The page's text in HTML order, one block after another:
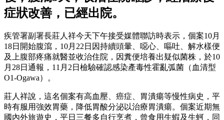
症狀改善，已經出院。
疾管署副署長莊人祥今天下午接受媒體聯訪時表示，個案10月
18日開始腹瀉，10月22日因持續頭暈、噁心、嘔吐、解水樣便
及上腹部疼痛就醫並收治住院，因糞便培養出疑似菌株，於10
月28日通報，11月2日檢驗確認感染產毒性霍亂弧菌（血清型
O1-Ogawa）。
莊人祥說，這名個案有高血壓、癌症、胃潰瘍等慢性病史，平
時有服用強效胃藥，降低胃酸分泌以治療胃潰瘍。個案近期無
國內外旅遊史，平日三餐多自行烹煮，曾食用生蝦及生蚵，同